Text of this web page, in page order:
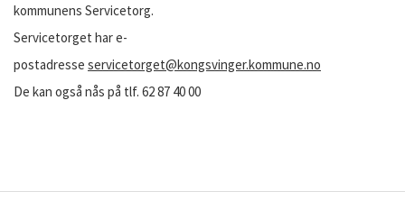
kommunens Servicetorg.
Servicetorget har e-
postadresse servicetorget@kongsvinger.kommune.no
De kan også nås på tlf. 62 87 40 00